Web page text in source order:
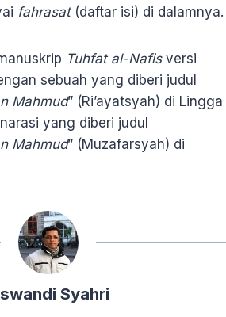
fahrasat(daftar isi) di dalamnya.
Tuhfat al-Nafis versi
sebuah yang diberi judul
Mahmud” (Ri’ayatsyah) di Lingga
yang diberi judul
Mahmud” (Muzafarsyah) di
Syahri